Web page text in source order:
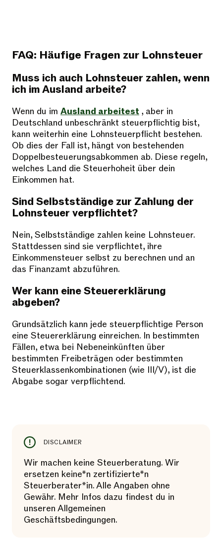
FAQ: Häufige Fragen zur Lohnsteuer
Muss ich auch Lohnsteuer zahlen, wenn
ich im Ausland arbeite?
Wenn du im Ausland arbeitest , aber in
Deutschland unbeschränkt steuerpflichtig bist,
kann weiterhin eine Lohnsteuerpflicht bestehen.
Ob dies der Fall ist, hängt von bestehenden
Doppelbesteuerungsabkommen ab. Diese regeln,
welches Land die Steuerhoheit über dein
Einkommen hat.
Sind Selbstständige zur Zahlung der
Lohnsteuer verpflichtet?
Nein, Selbstständige zahlen keine Lohnsteuer.
Stattdessen sind sie verpflichtet, ihre
Einkommensteuer selbst zu berechnen und an
das Finanzamt abzuführen.
Wer kann eine Steuererklärung
abgeben?
Grundsätzlich kann jede steuerpflichtige Person
eine Steuererklärung einreichen. In bestimmten
Fällen, etwa bei Nebeneinkünften über
bestimmten Freibeträgen oder bestimmten
Steuerklassenkombinationen (wie III/V), ist die
Abgabe sogar verpflichtend.
DISCLAIMER
Wir machen keine Steuerberatung. Wir
ersetzen keine*n zertifizierte*n
Steuerberater*in. Alle Angaben ohne
Gewähr. Mehr Infos dazu findest du in
unseren Allgemeinen
Geschäftsbedingungen.